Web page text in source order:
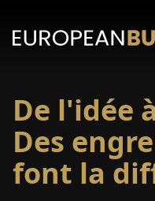
De l'idée
Des
font la